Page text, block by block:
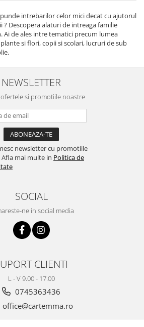
intrebarilor celor mici decat cu ajutorul
? Descopera alaturi de intreaga familie
Ai de ales intre tematici precum lumea
si flori, copii si scolari, lucruri de sub
NEWSLETTER
si promotiile noastre
newsletter cu promotiile
mai multe in Politica de
SOCIAL
ne in social media
CLIENTI
L - V 9.00 - 17.00
0745363436
office@cartemma.ro